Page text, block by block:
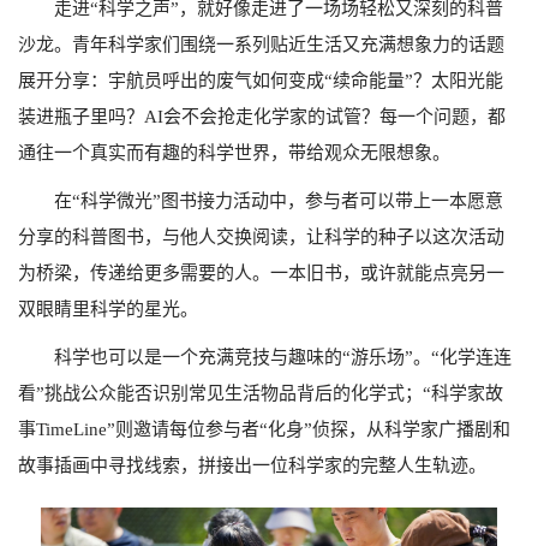
走进“科学之声”，就好像走进了一场场轻松又深刻的科普
沙龙。青年科学家们围绕一系列贴近生活又充满想象力的话题
展开分享：宇航员呼出的废气如何变成“续命能量”？太阳光能
装进瓶子里吗？ AI会不会抢走化学家的试管？每一个问题，都
通往一个真实而有趣的科学世界，带给观众无限想象。
在“科学微光”图书接力活动中，参与者可以带上一本愿意
分享的科普图书，与他人交换阅读，让科学的种子以这次活动
为桥梁，传递给更多需要的人。一本旧书，或许就能点亮另一
双眼睛里科学的星光。
科学也可以是一个充满竞技与趣味的“游乐场”。“化学连连
看”挑战公众能否识别常见生活物品背后的化学式；“科学家故
事TimeLine”则邀请每位参与者“化身”侦探，从科学家广播剧和
故事插画中寻找线索，拼接出一位科学家的完整人生轨迹。